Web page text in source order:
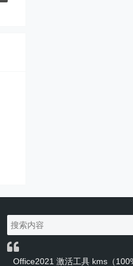
Office2021 激活工具 kms（